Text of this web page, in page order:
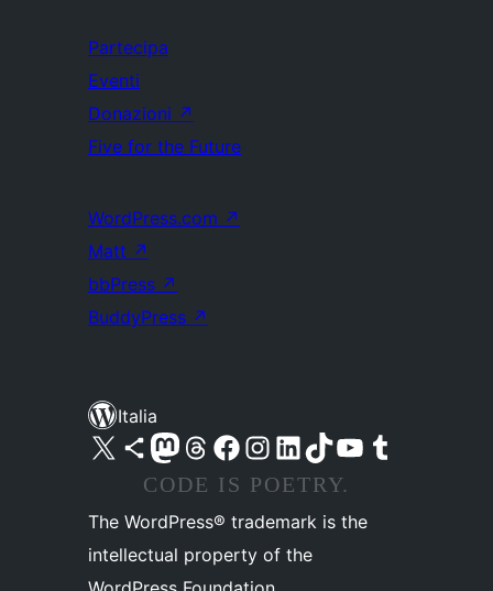
Partecipa
Eventi
Donazioni ↗
Five for the Future
WordPress.com ↗
Matt ↗
bbPress ↗
BuddyPress ↗
Italia
Visita il nostro account X (ex Twitter)
Visita il nostro account Bluesky
Visita il nostro account Mastodon
Visita il nostro account Threads
Visita la nostra pagina Facebook
Visita il nostro account Instagram
Visita il nostro account LinkedIn
Visita il nostro account TikTok
Visita il nostro canale YouTube
Visita il nostro account Tumblr
CODE IS POETRY.
The WordPress® trademark is the
intellectual property of the